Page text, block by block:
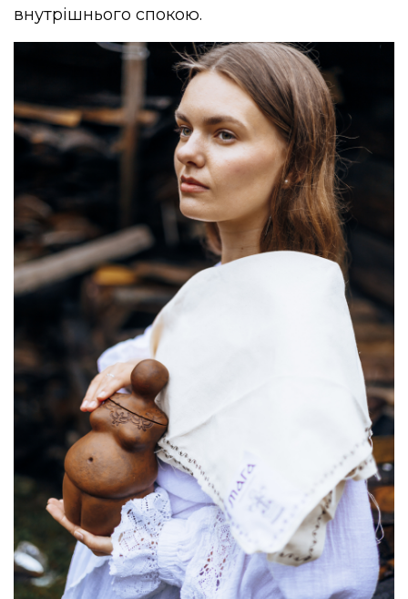
внутрішнього спокою.